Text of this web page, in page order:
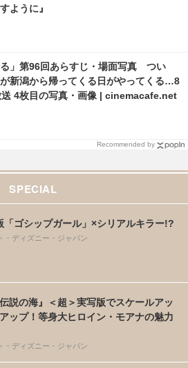
ように』
る」第96回あらすじ・場面写真 つい
新潟から帰ってくる日がやってくる…8
送 4枚目の写真・画像 | cinemacafe.net
Recommended by
SPECIAL
「ゴシップガール」×シリアルキラー!?
・ディズニー・ジャパン
伝説の海』＜超＞実写版でスケールアッ
ップ！等身大ヒロイン・モアナの魅力
・ディズニー・ジャパン